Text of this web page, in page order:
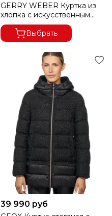
GERRY WEBER Куртка из
хлопка с искусственным
мехом
Выбрать
39 990 руб